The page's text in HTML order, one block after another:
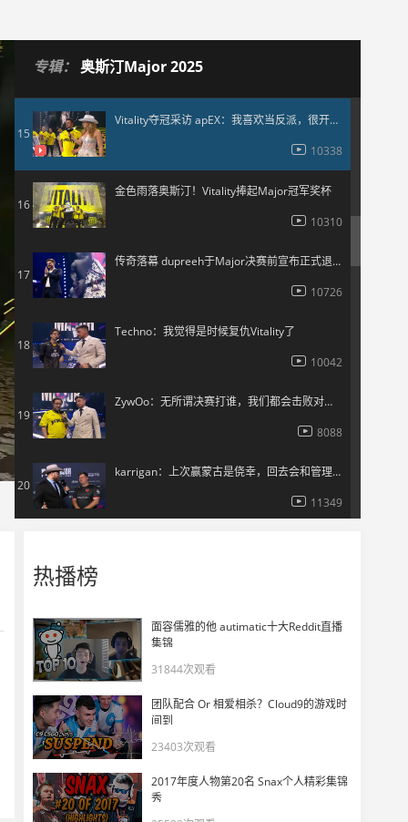
专辑： 奥斯汀Major 2025
15
Vitality夺冠采访 apEX：我喜欢当反派，很开心黑子们又错了
10338
16
金色雨落奥斯汀！Vitality捧起Major冠军奖杯
10310
17
传奇落幕 dupreeh于Major决赛前宣布正式退役
10726
18
Techno：我觉得是时候复仇Vitality了
10042
19
ZywOo：无所谓决赛打谁，我们都会击败对手的
8088
20
karrigan：上次赢蒙古是侥幸，回去会和管理层沟通我的看法
11349
8694
10278
热播榜
面容儒雅的他 autimatic十大Reddit直播
集锦
31844次观看
团队配合 Or 相爱相杀？Cloud9的游戏时
间到
23403次观看
2017年度人物第20名 Snax个人精彩集锦
秀